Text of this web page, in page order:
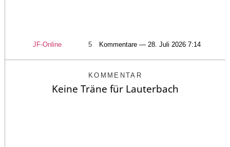
JF-Online 5 Kommentare — 28. Juli 2026 7:14
KOMMENTAR
Keine Träne für Lauterbach